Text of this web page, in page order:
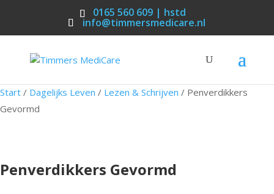
0165 560 609 | hstd
info@timmersmedicare.nl
Start / Dagelijks Leven / Lezen & Schrijven / Penverdikkers
Gevormd
Penverdikkers Gevormd